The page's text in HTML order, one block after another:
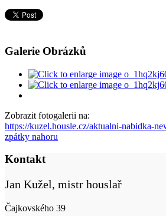
Galerie Obrázků
Zobrazit fotogalerii na:
https://kuzel.housle.cz/aktualni-nabidka-
zpátky nahoru
Kontakt
Jan Kužel, mistr houslař
Čajkovského 39